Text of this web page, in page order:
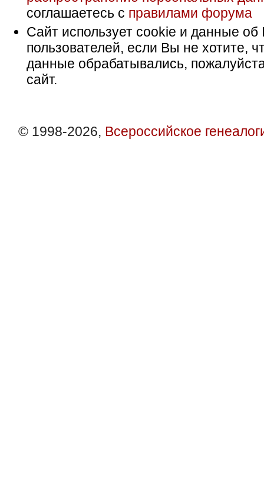
соглашаетесь с правилами форума
Сайт использует cookie и данные об
пользователей, если Вы не хотите,
данные обрабатывались,
сайт.
© 1998-2026, Всероссийское